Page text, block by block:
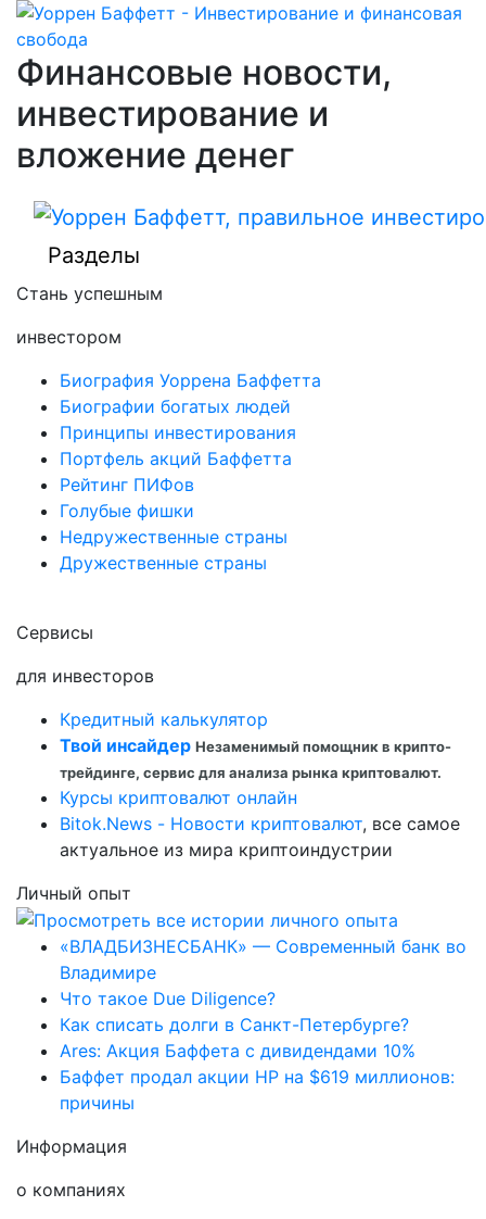
Финансовые новости,
инвестирование и
вложение денег
Разделы
Стань успешным
инвестором
Биография Уоррена Баффетта
Биографии богатых людей
Принципы инвестирования
Портфель акций Баффетта
Рейтинг ПИФов
Голубые фишки
Недружественные страны
Дружественные страны
Сервисы
для инвесторов
Кредитный калькулятор
Твой инсайдер Незаменимый помощник в крипто-
трейдинге, сервис для анализа рынка криптовалют.
Курсы криптовалют онлайн
Bitok.News - Новости криптовалют, все самое
актуальное из мира криптоиндустрии
Личный опыт
«ВЛАДБИЗНЕСБАНК» — Современный банк во
Владимире
Что такое Due Diligence?
Как списать долги в Санкт-Петербурге?
Ares: Акция Баффета с дивидендами 10%
Баффет продал акции HP на $619 миллионов:
причины
Информация
о компаниях